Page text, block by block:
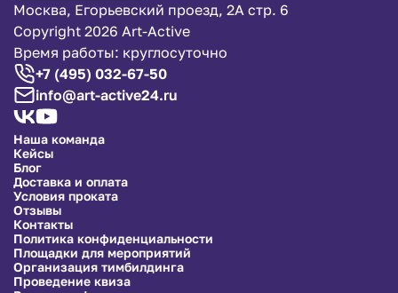
Москва, Егорьевский проезд, 2А стр. 6
Copyright 2026 Art-Active
Время работы: круглосуточно
+7 (495) 032-67-50
info@art-active24.ru
Наша команда
Кейсы
Блог
Доставка и оплата
Условия проката
Отзывы
Контакты
Политика конфиденциальности
Площадки для мероприятий
Организация тимбилдинга
Проведение квиза